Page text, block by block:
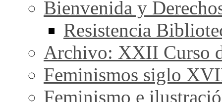
Bienvenida y
Resistencia
Archivo: XXII Curso
Feminismos siglo
Feminismo e